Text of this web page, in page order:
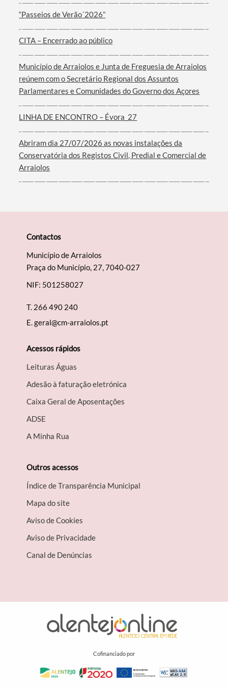
Categorias gerais
Filtros
“Passeios de Verão´2026”
CITA – Encerrado ao público
Município de Arraiolos e Junta de Freguesia de Arraiolos
reúnem com o Secretário Regional dos Assuntos
Parlamentares e Comunidades do Governo dos Açores
LINHA DE ENCONTRO – Évora_27
Abriram dia 27/07/2026 as novas instalações da
Conservatória dos Registos Civil, Predial e Comercial de
Arraiolos
Contactos
Município de Arraiolos
Praça do Município, 27, 7040-027
NIF: 501258027
T. 266 490 240
E.geral@cm-arraiolos.pt
Acessos rápidos
Leituras Águas
Adesão à faturação eletrónica
Caixa Geral de Aposentações
A​DSE
A Minha Rua
Outros acessos
Índice de Transparência Municipal
Mapa do site
Aviso de Cookies
Aviso de Privacidade
Canal de Denúncias
Cofinanciado por